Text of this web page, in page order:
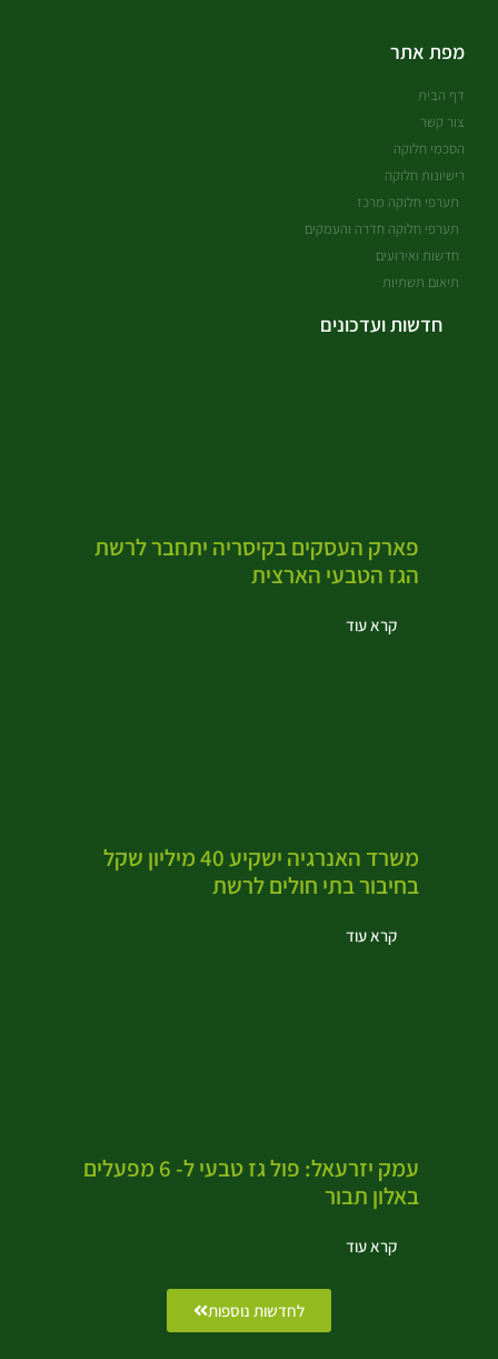
מפת אתר
דף הבית
צור קשר
הסכמי חלוקה
רישיונות חלוקה
תערפי חלוקה מרכז
תערפי חלוקה חדרה והעמקים
חדשות ואירועים
תיאום תשתיות
חדשות ועדכונים
פארק העסקים בקיסריה יתחבר לרשת
הגז הטבעי הארצית
קרא עוד
משרד האנרגיה ישקיע 40 מיליון שקל
בחיבור בתי חולים לרשת
קרא עוד
עמק יזרעאל: פול גז טבעי ל- 6 מפעלים
באלון תבור
קרא עוד
לחדשות נוספות